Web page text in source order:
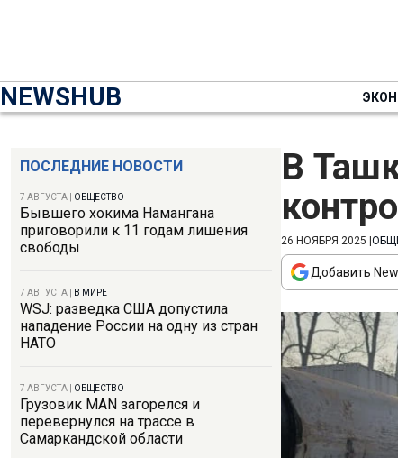
NEWSHUB
ПОСЛЕДНИЕ НОВОСТИ
7 АВГУСТА ОБЩЕСТВО
Бывшего хокима Намангана
приговорили к 11 годам лишения
свободы
7 АВГУСТА В МИРЕ
WSJ: разведка США допустила
нападение России на одну из стран
НАТО
7 АВГУСТА ОБЩЕСТВО
Грузовик MAN загорелся и
перевернулся на трассе в
Самаркандской области
В
26 НОЯБРЯ 2025
Добавить